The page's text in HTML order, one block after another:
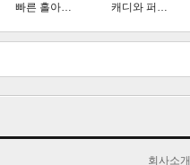
기
스북 터 공 오톡 공유 버블
빠른 홀아…
캐디와 퍼…
회사소개